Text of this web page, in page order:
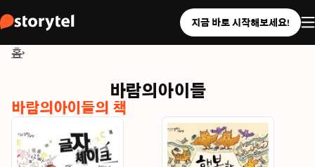
지금 바로 시작해보세요!
홈
바람의아이들
바람의아이들의 책